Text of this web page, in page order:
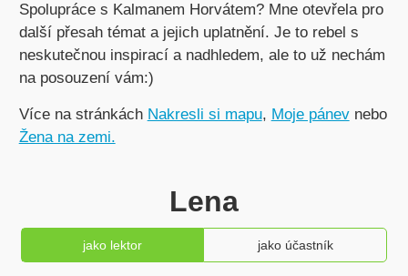
Spolupráce s Kalmanem Horvátem? Mne otevřela pro
další přesah témat a jejich uplatnění. Je to rebel s
neskutečnou inspirací a nadhledem, ale to už nechám
na posouzení vám:)
Více na stránkách Nakresli si mapu, Moje pánevnebo
Žena na zemi.
Lena
jako lektor jako účastník